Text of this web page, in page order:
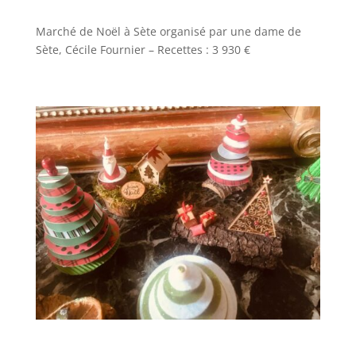
Marché de Noël à Sète organisé par une dame de
Sète, Cécile Fournier – Recettes : 3 930 €